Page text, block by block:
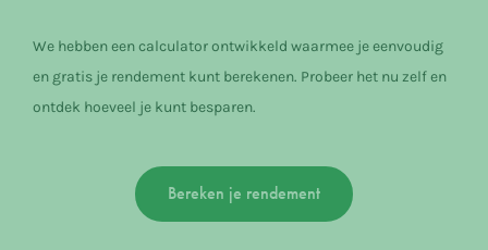
We hebben een calculator ontwikkeld waarmee je eenvoudig
en gratis je rendement kunt berekenen. Probeer het nu zelf en
ontdek hoeveel je kunt besparen.
Bereken je rendement